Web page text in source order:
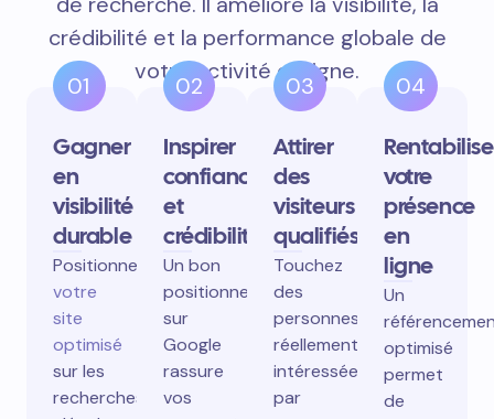
crédibilité et la performance globale de
votre activité en ligne.
01
Gagner
en
visibilité
durable
Positionnez
votre
site
optimisé
sur les
recherches
02
Inspirer
confiance
et
crédibilité
Un bon
positionnement
sur
Google
rassure
vos
03
Attirer
des
visiteurs
qualifiés
Touchez
des
personnes
réellement
intéressées
par
04
votre
présence
en
ligne
Un
optimisé
permet
de